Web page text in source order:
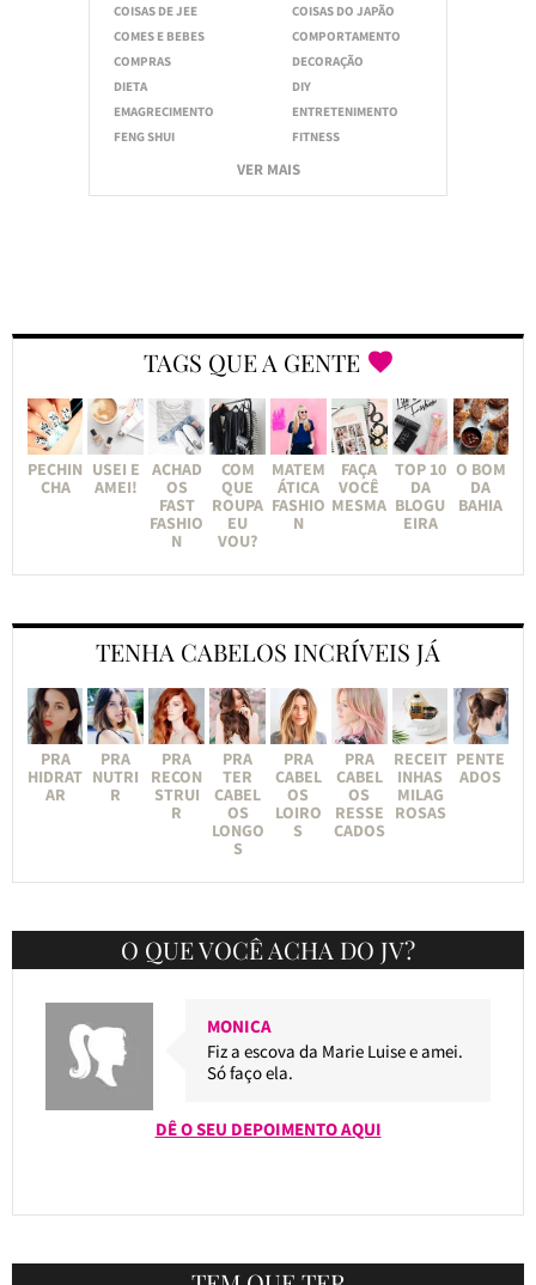
COISAS DE JEE
COISAS DO JAPÃO
COMES E BEBES
COMPORTAMENTO
COMPRAS
DECORAÇÃO
DIETA
DIY
EMAGRECIMENTO
ENTRETENIMENTO
FENG SHUI
FITNESS
VER MAIS
TAGS QUE A GENTE
PECHIN
CHA
USEI E
AMEI!
ACHAD
OS
FAST
FASHIO
N
COM
QUE
ROUPA
EU
VOU?
MATEM
ÁTICA
FASHIO
N
FAÇA
VOCÊ
MESMA
TOP 10
DA
BLOGU
EIRA
O BOM
DA
BAHIA
TENHA CABELOS INCRÍVEIS JÁ
PRA
HIDRAT
AR
PRA
NUTRI
R
PRA
RECON
STRUI
R
PRA
TER
CABEL
OS
LONGO
S
PRA
CABEL
OS
LOIRO
S
PRA
CABEL
OS
RESSE
CADOS
RECEIT
INHAS
MILAG
ROSAS
PENTE
ADOS
O QUE VOCÊ ACHA DO JV?
MONICA
Fiz a escova da Marie Luise e amei.
Só faço ela.
DÊ O SEU DEPOIMENTO AQUI